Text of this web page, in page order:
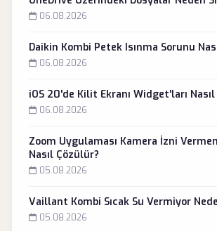
06.08.2026
Daikin Kombi Petek Isınma Sorunu
06.08.2026
iOS 20'de Kilit Ekranı Widget'ları Nasıl
06.08.2026
Zoom Uygulaması Kamera İzni
Nasıl Çözülür?
05.08.2026
Vaillant Kombi Sıcak Su Vermiyor
05.08.2026